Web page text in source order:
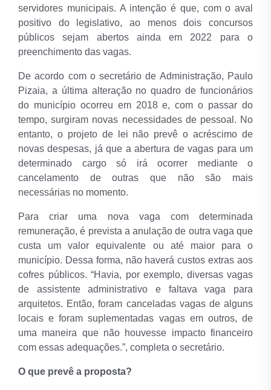
servidores municipais. A intenção é que, com o aval
positivo do legislativo, ao menos dois concursos
públicos sejam abertos ainda em 2022 para o
preenchimento das vagas.
De acordo com o secretário de Administração, Paulo
Pizaia, a última alteração no quadro de funcionários
do município ocorreu em 2018 e, com o passar do
tempo, surgiram novas necessidades de pessoal. No
entanto, o projeto de lei não prevê o acréscimo de
novas despesas, já que a abertura de vagas para um
determinado cargo só irá ocorrer mediante o
cancelamento de outras que não são mais
necessárias no momento.
Para criar uma nova vaga com determinada
remuneração, é prevista a anulação de outra vaga que
custa um valor equivalente ou até maior para o
município. Dessa forma, não haverá custos extras aos
cofres públicos. “Havia, por exemplo, diversas vagas
de assistente administrativo e faltava vaga para
arquitetos. Então, foram canceladas vagas de alguns
locais e foram suplementadas vagas em outros, de
uma maneira que não houvesse impacto financeiro
com essas adequações.”, completa o secretário.
O que prevê a proposta?